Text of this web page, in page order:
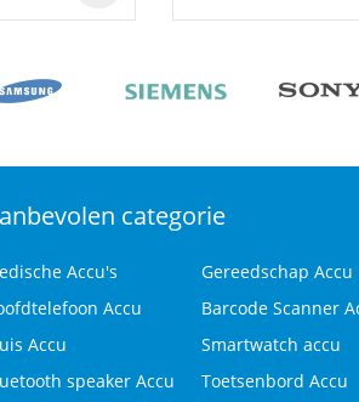
categorie
Accu's
Gereedschap Accu
Accu
Barcode Scanner
Accu
Smartwatch accu
speaker Accu
Toetsenbord Accu